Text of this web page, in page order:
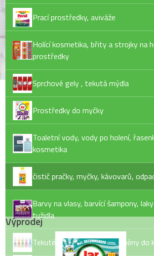
Prací prostředky, aviváže
Holící kosmetika, břity a strojky na
prostředky
Sprchové gely , tekutá mýdla
Prostředky do myčky
Toaletní vody, vody po holení,
kosmetika
čistič pračky, myčky, kávovarů,
Barvy na vlasy, barvící šampony,
tužidla
Tekuté mýdlo, tuhé mýdlo, pěny do
Výprodej